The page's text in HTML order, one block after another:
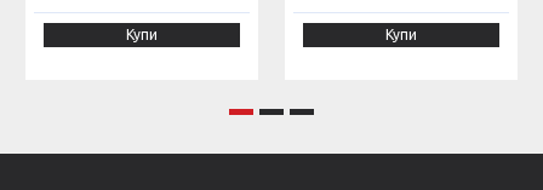
Купи Купи